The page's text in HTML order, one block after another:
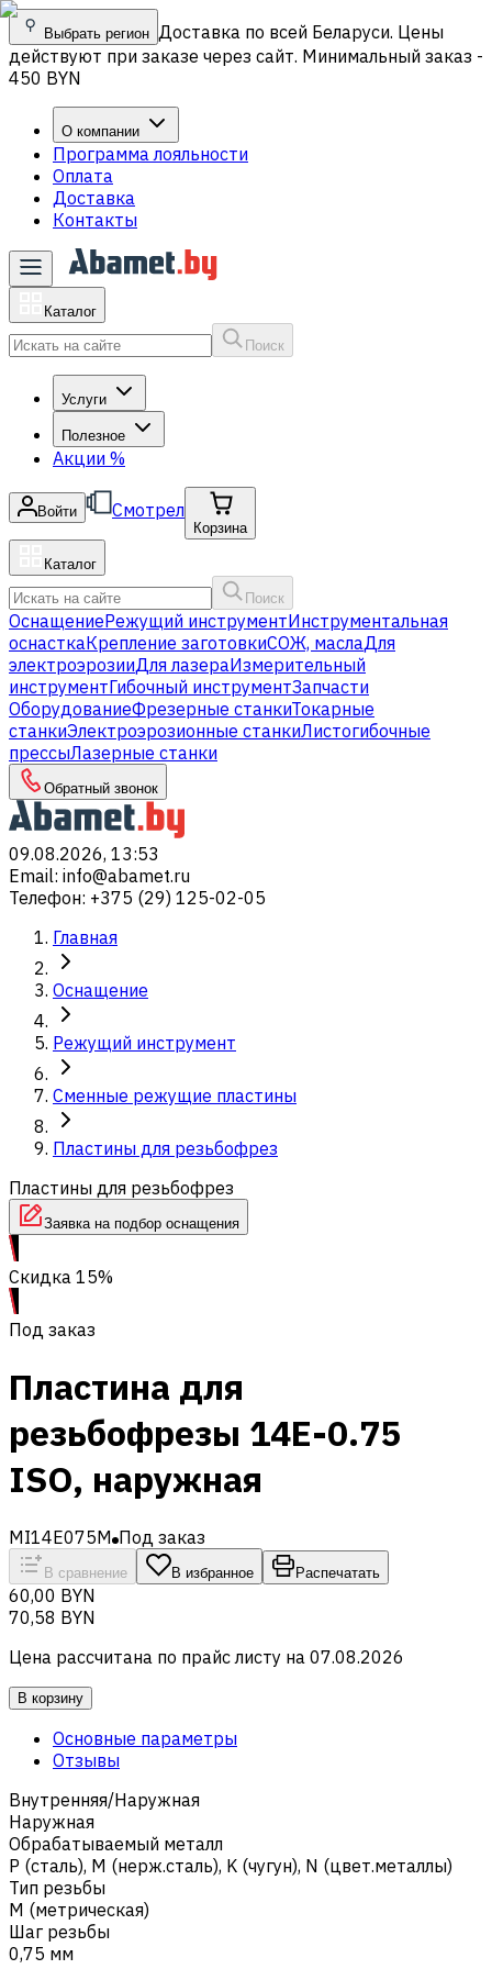
Выбрать регион Доставка по всей Беларуси. Цены
действуют при заказе через сайт. Минимальный заказ -
450 BYN
О компании
Программа лояльности
Оплата
Доставка
Контакты
Каталог
Поиск
Услуги
Полезное
Акции %
Войти Смотрел
Корзина
Каталог
Поиск
ОснащениеРежущий инструментИнструментальная
оснасткаКрепление заготовкиСОЖ, маслаДля
электроэрозииДля лазераИзмерительный
инструментГибочный инструментЗапчасти
ОборудованиеФрезерные станкиТокарные
станкиЭлектроэрозионные станкиЛистогибочные
прессыЛазерные станки
Обратный звонок
09.08.2026, 13:53
Email: info@abamet.ru
Телефон: +375 (29) 125-02-05
Главная
Оснащение
Режущий инструмент
Сменные режущие пластины
Пластины для резьбофрез
Пластины для резьбофрез
Заявка на подбор оснащения
Скидка 15%
Под заказ
Пластина для
резьбофрезы 14E-0.75
ISO, наружная
MI14E075M Под заказ
В сравнение В избранное Распечатать
60,00 BYN
70,58 BYN
Цена рассчитана по прайс листу на 07.08.2026
В корзину
Основные параметры
Отзывы
Внутренняя/Наружная
Наружная
Обрабатываемый металл
Р (сталь), M (нерж.сталь), K (чугун), N (цвет.металлы)
Тип резьбы
M (метрическая)
Шаг резьбы
0,75 мм